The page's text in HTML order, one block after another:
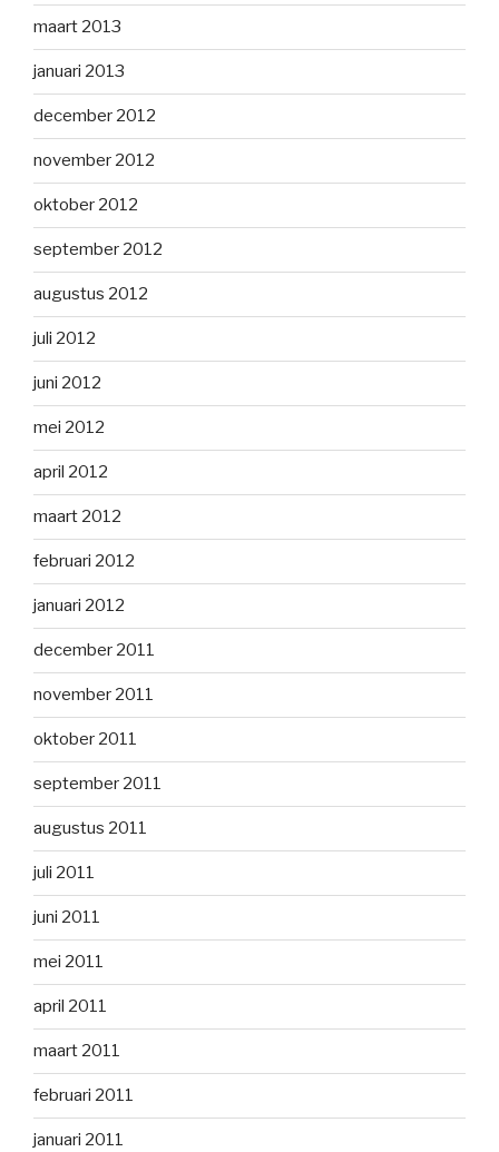
maart 2013
januari 2013
december 2012
november 2012
oktober 2012
september 2012
augustus 2012
juli 2012
juni 2012
mei 2012
april 2012
maart 2012
februari 2012
januari 2012
december 2011
november 2011
oktober 2011
september 2011
augustus 2011
juli 2011
juni 2011
mei 2011
april 2011
maart 2011
februari 2011
januari 2011